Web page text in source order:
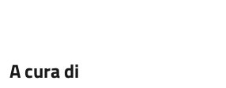
A cura di